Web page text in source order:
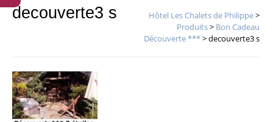
decouverte3 s Hôtel Les Chalets de Philippe>
Produits> Bon Cadeau
Découverte ***>decouverte3 s